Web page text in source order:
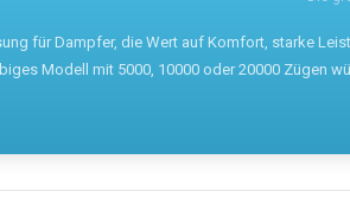
für Dampfer, die Wert auf Komfort, starke
Modell mit 5000, 10000 oder 20000 Zügen